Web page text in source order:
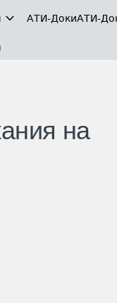
АТИ-ДокиАТИ-
на